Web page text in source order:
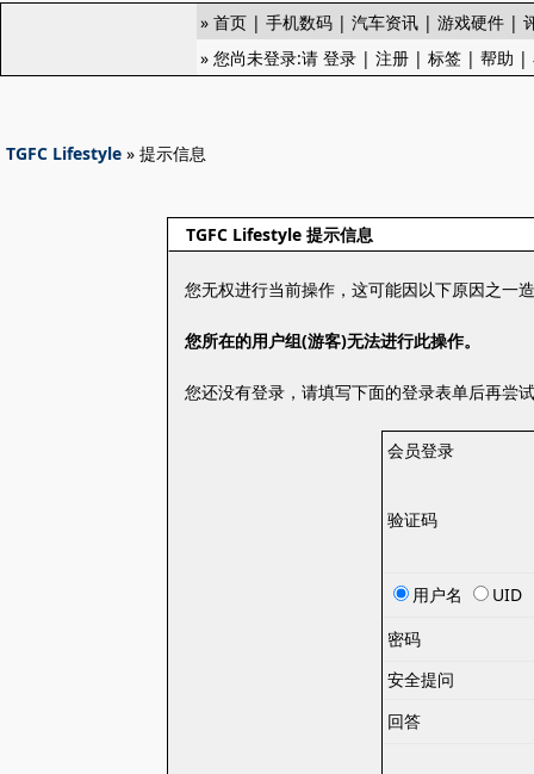
» 首页 | 手机数码 | 汽车资讯 | 游戏硬件 |
» 您尚未登录:请 登录 | 注册 | 标签 | 帮助 |
TGFC Lifestyle » 提示信息
TGFC Lifestyle 提示信息
您无权进行当前操作，这可能因以下原因之一
您所在的用户组(游客)无法进行此操作。
您还没有登录，请填写下面的登录表单后再尝
会员登录
验证码
用户名
UID
密码
安全提问
回答